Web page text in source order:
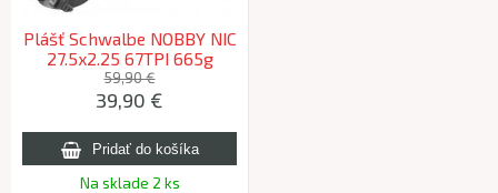
Plášť Schwalbe NOBBY NIC
27.5x2.25 67TPI 665g
skladací TL Easy /Vel:27,5
2015
59,90 €
39,90 €
Na sklade 2 ks